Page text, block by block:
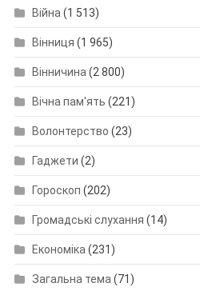
Війна (1 513)
Вінниця (1 965)
Вінничина (2 800)
Вічна пам'ять (221)
Волонтерство (23)
Гаджети (2)
Гороскоп (202)
Громадські слухання (14)
Економіка (231)
Загальна тема (71)